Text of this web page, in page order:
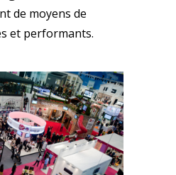
de moyens de
et performants.